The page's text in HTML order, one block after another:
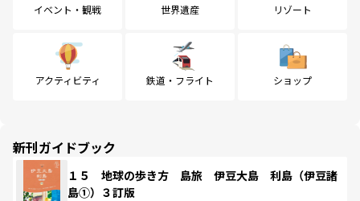
イベント・観戦 世界遺産 リゾート
アクティビティ 鉄道・フライト ショップ
新刊ガイドブック
１５ 地球の歩き方 島旅 伊豆大島 利島（伊豆諸
島①）３訂版